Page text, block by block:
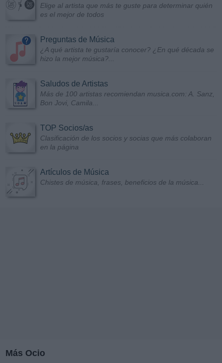
Elige al artista que más te guste para determinar quién
es el mejor de todos
Preguntas de Música
¿A qué artista te gustaría conocer? ¿En qué década se
hizo la mejor música?...
Saludos de Artistas
Más de 100 artistas recomiendan musica.com: A. Sanz,
Bon Jovi, Camila...
TOP Socios/as
Clasificación de los socios y socias que más colaboran
en la página
Artículos de Música
Chistes de música, frases, beneficios de la música...
Más Ocio